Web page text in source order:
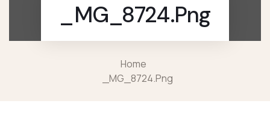
_MG_8724.png
Home
_MG_8724.png